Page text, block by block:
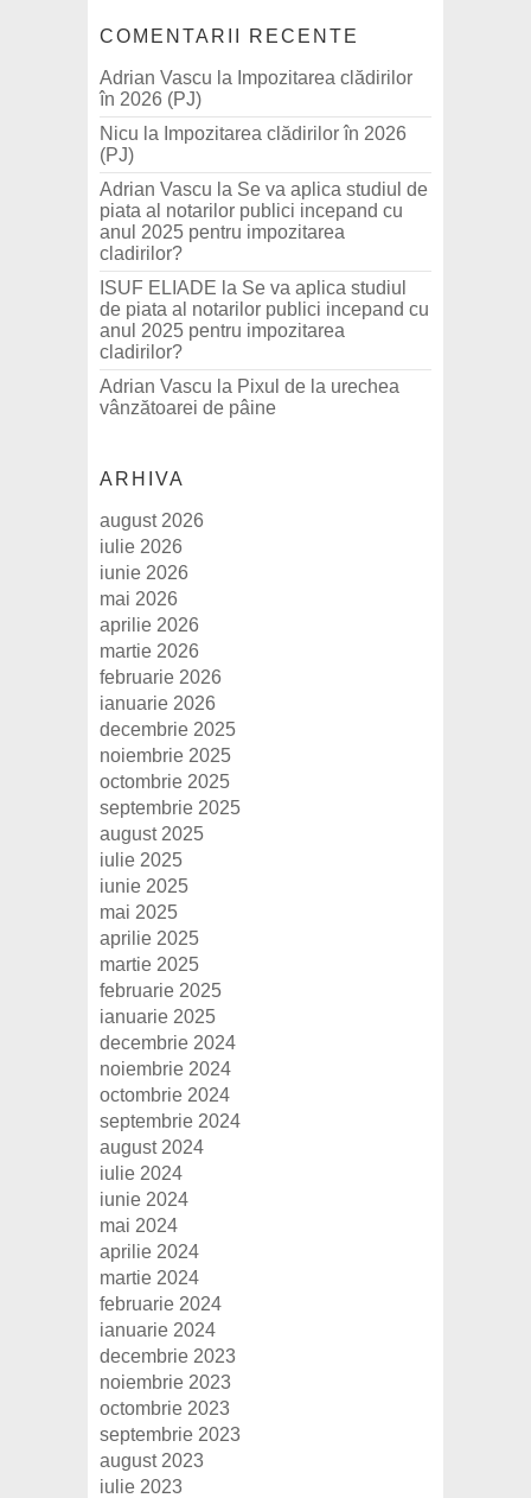
COMENTARII RECENTE
Adrian Vascu la Impozitarea clădirilor
în 2026 (PJ)
Nicu la Impozitarea clădirilor în 2026
(PJ)
Adrian Vascu la Se va aplica studiul de
piata al notarilor publici incepand cu
anul 2025 pentru impozitarea
cladirilor?
ISUF ELIADE la Se va aplica studiul
de piata al notarilor publici incepand cu
anul 2025 pentru impozitarea
cladirilor?
Adrian Vascu la Pixul de la urechea
vânzătoarei de pâine
ARHIVA
august 2026
iulie 2026
iunie 2026
mai 2026
aprilie 2026
martie 2026
februarie 2026
ianuarie 2026
decembrie 2025
noiembrie 2025
octombrie 2025
septembrie 2025
august 2025
iulie 2025
iunie 2025
mai 2025
aprilie 2025
martie 2025
februarie 2025
ianuarie 2025
decembrie 2024
noiembrie 2024
octombrie 2024
septembrie 2024
august 2024
iulie 2024
iunie 2024
mai 2024
aprilie 2024
martie 2024
februarie 2024
ianuarie 2024
decembrie 2023
noiembrie 2023
octombrie 2023
septembrie 2023
august 2023
iulie 2023